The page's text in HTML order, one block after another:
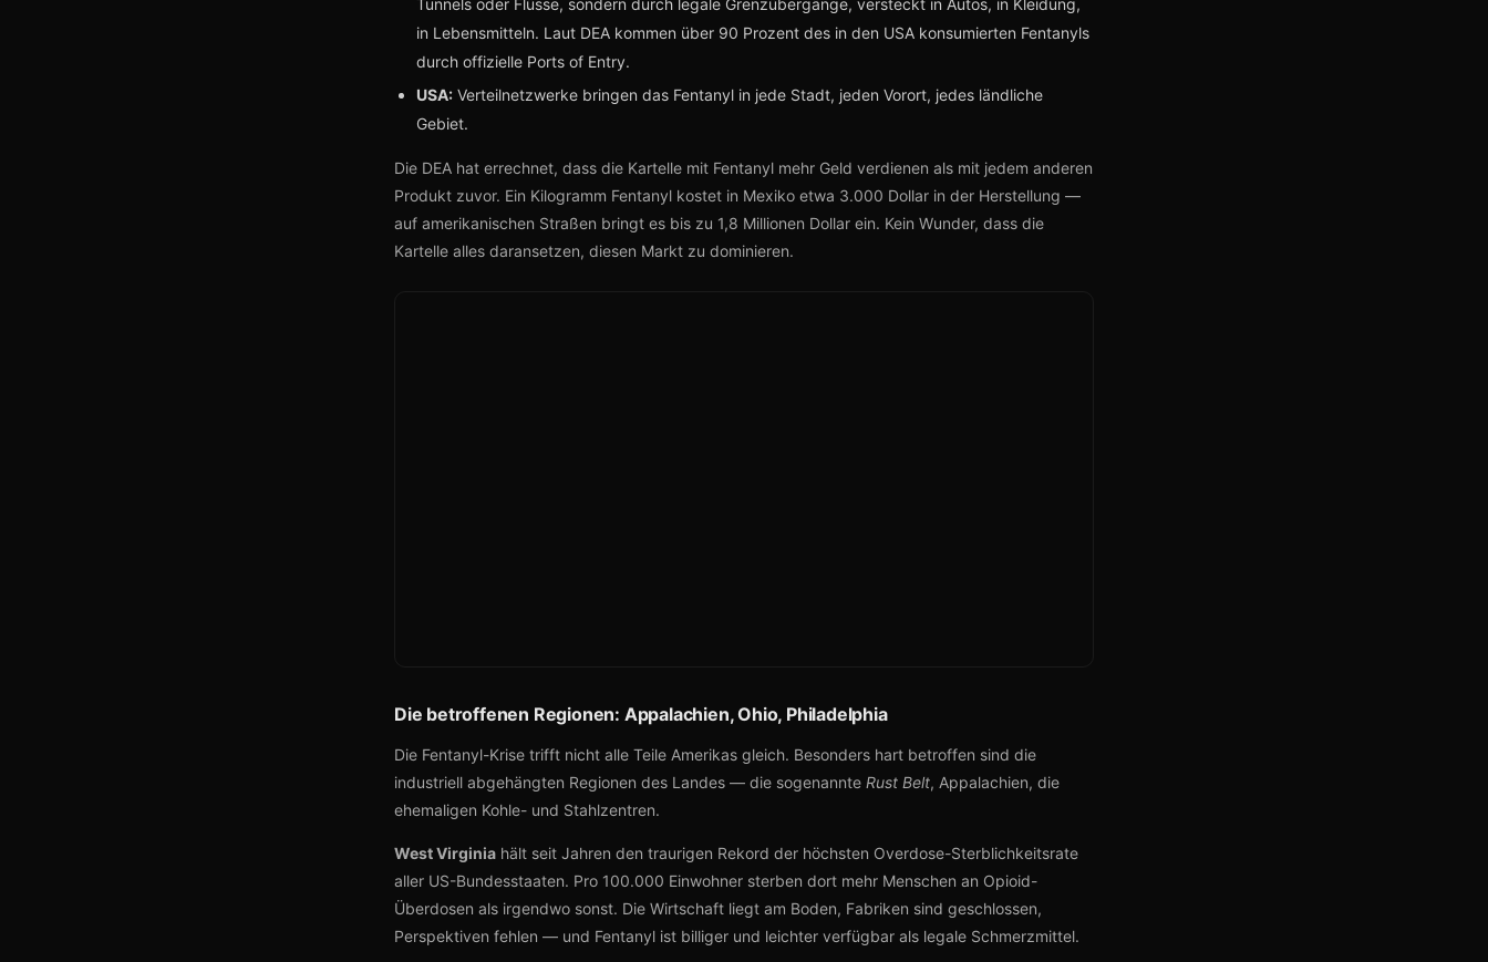
Tunnels oder Flüsse, sondern durch legale Grenzübergänge, versteckt in Autos, in Kleidung,
in Lebensmitteln. Laut DEA kommen über 90 Prozent des in den USA konsumierten Fentanyls
durch offizielle Ports of Entry.
USA: Verteilnetzwerke bringen das Fentanyl in jede Stadt, jeden Vorort, jedes ländliche
Gebiet.
Die DEA hat errechnet, dass die Kartelle mit Fentanyl mehr Geld verdienen als mit jedem anderen
Produkt zuvor. Ein Kilogramm Fentanyl kostet in Mexiko etwa 3.000 Dollar in der Herstellung —
auf amerikanischen Straßen bringt es bis zu 1,8 Millionen Dollar ein. Kein Wunder, dass die
Kartelle alles daransetzen, diesen Markt zu dominieren.
Die betroffenen Regionen: Appalachien, Ohio, Philadelphia
Die Fentanyl-Krise trifft nicht alle Teile Amerikas gleich. Besonders hart betroffen sind die
industriell abgehängten Regionen des Landes — die sogenannte Rust Belt, Appalachien, die
ehemaligen Kohle- und Stahlzentren.
West Virginia hält seit Jahren den traurigen Rekord der höchsten Overdose-Sterblichkeitsrate
aller US-Bundesstaaten. Pro 100.000 Einwohner sterben dort mehr Menschen an Opioid-
Überdosen als irgendwo sonst. Die Wirtschaft liegt am Boden, Fabriken sind geschlossen,
Perspektiven fehlen — und Fentanyl ist billiger und leichter verfügbar als legale Schmerzmittel.